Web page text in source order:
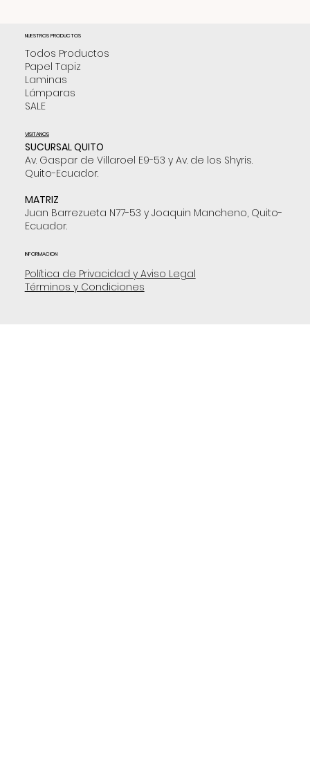
NUESTROS PRODUCTOS
Todos Productos
Papel Tapiz
Laminas
Lámparas
SALE
VISITANOS
SUCURSAL QUITO
Av. Gaspar de Villaroel E9-53 y Av. de los Shyris.
Quito-Ecuador.
MATRIZ
Juan Barrezueta N77-53 y Joaquin Mancheno, Quito-
Ecuador.
INFORMACION
Política de Privacidad y Aviso Legal
Términos y Condiciones